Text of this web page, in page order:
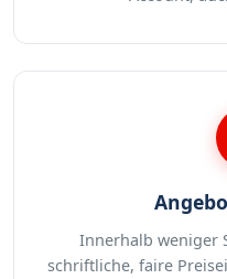
Innerhalb weniger
schriftliche, faire